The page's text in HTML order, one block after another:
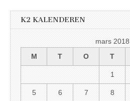
K2 KALENDEREN
mars 2018
M
T O T
1
5 6 7 8